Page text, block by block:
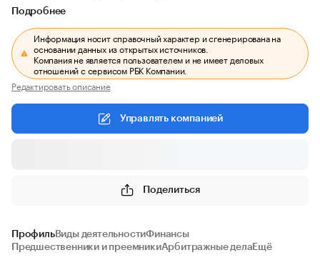
Подробнее
Информация носит справочный характер и сгенерирована на
основании данных из открытых источников.
Компания не является пользователем и не имеет деловых
отношений с сервисом РБК Компании.
Редактировать описание
Управлять компанией
Поделиться
ПрофильВиды деятельностиФинансы
Предшественники и преемникиАрбитражные дела Ещё